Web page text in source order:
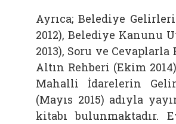
Ayrıca; Belediye
2012), Belediye Kanunu
2013), Soru ve
Altın Rehberi (Ekim
Mahalli İdarelerin
(Mayıs 2015) adıyla
kitabı